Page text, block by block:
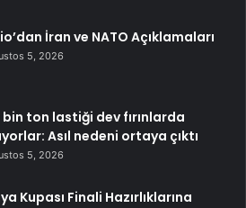
İran ve NATO Açıklamaları
5, 2026
bin ton lastiği dev fırınlarda
Asıl nedeni ortaya çıktı
5, 2026
Kupası Finali Hazırlıklarına